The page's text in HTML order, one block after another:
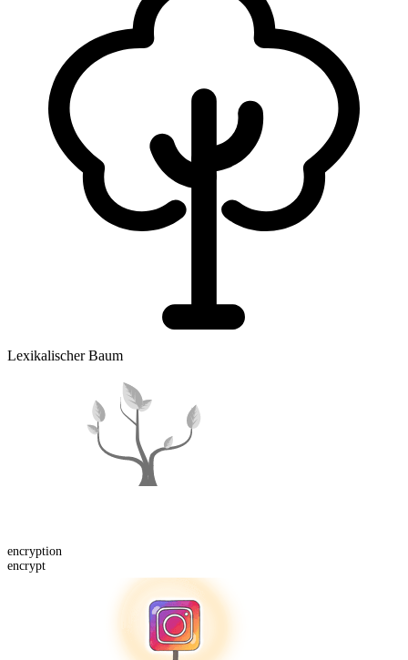
Lexikalischer Baum
encryption
encrypt